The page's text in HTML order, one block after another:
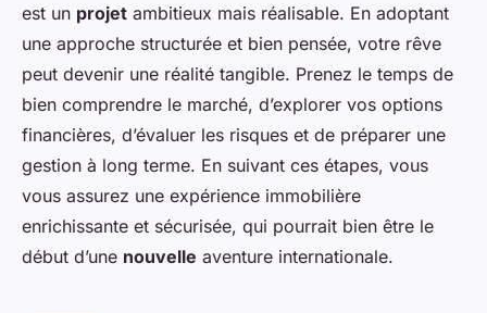
est un projet ambitieux mais réalisable. En adoptant
une approche structurée et bien pensée, votre rêve
peut devenir une réalité tangible. Prenez le temps de
bien comprendre le marché, d’explorer vos options
financières, d’évaluer les risques et de préparer une
gestion à long terme. En suivant ces étapes, vous
vous assurez une expérience immobilière
enrichissante et sécurisée, qui pourrait bien être le
début d’une nouvelle aventure internationale.